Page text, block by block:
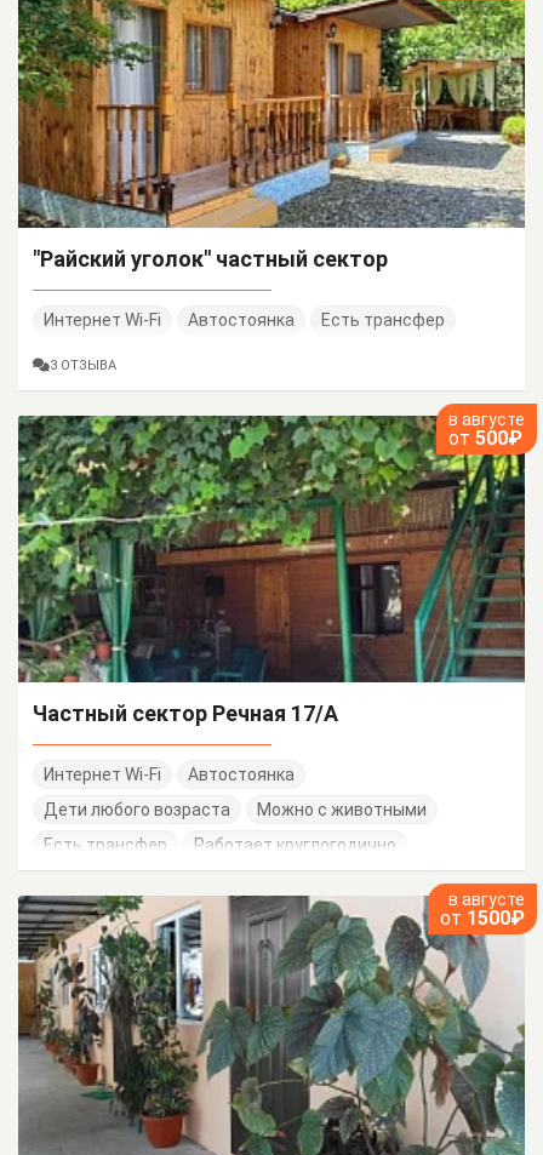
"Райский уголок" частный сектор
Интернет Wi-Fi Автостоянка Есть трансфер
3 ОТЗЫВА
в августе
от 500₽
Частный сектор Речная 17/А
Интернет Wi-Fi
Автостоянка
Дети любого возраста
Можно с животными
Есть трансфер
Работает круглогодично
в августе
от 1500₽